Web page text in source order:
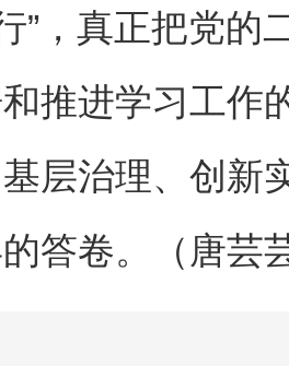
”，真正把党
推进学习工作
层治理、创新
答卷。（唐芸